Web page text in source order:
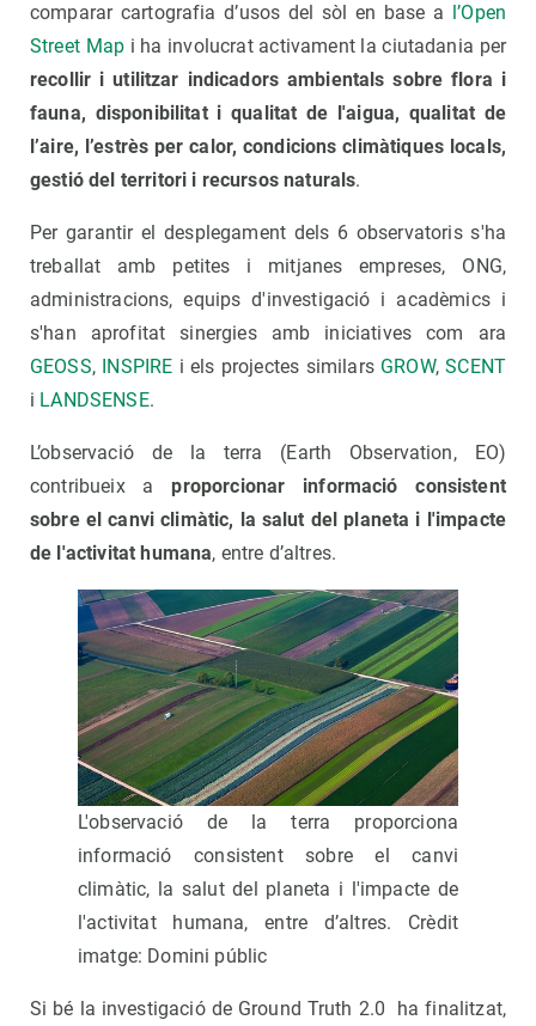
comparar cartografia d’usos del sòl en base a
l’Open
Street Map i ha involucrat activament la ciutadania per
recollir i utilitzar indicadors ambientals sobre flora i
fauna, disponibilitat i qualitat de l'aigua, qualitat de
l’aire, l’estrès per calor, condicions climàtiques locals,
gestió del territori i recursos naturals.
Per garantir el desplegament dels 6 observatoris s'ha
treballat amb petites i mitjanes empreses, ONG,
administracions, equips d'investigació i acadèmics i
s'han aprofitat sinergies amb iniciatives com ara
GEOSS, INSPIRE i els projectes similars GROW,SCENT
i LANDSENSE.
L’observació de la terra (Earth Observation, EO)
contribueix aproporcionar informació consistent
sobre el canvi climàtic, la salut del planeta i l'impacte
de l'activitat humana, entre d’altres.
L'observació de la terra proporciona
informació consistent sobre el canvi
climàtic, la salut del planeta i l'impacte de
l'activitat humana, entre d’altres. Crèdit
imatge: Domini públic
Si bé la investigació de Ground Truth 2.0 ha finalitzat,